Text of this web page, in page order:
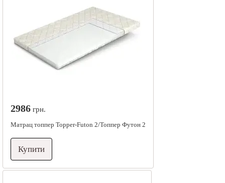
2986 грн.
Матрац топпер Topper-Futon 2/Топпер Футон 2
Купити